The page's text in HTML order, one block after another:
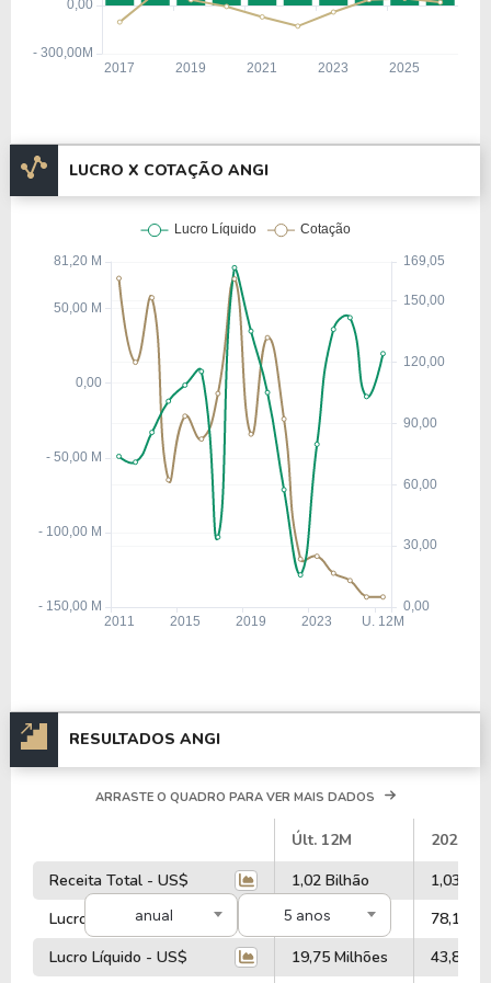
LUCRO X COTAÇÃO ANGI
RESULTADOS ANGI
anual 5 anos
ARRASTE O QUADRO PARA VER MAIS DADOS
Últ. 12M
2025
Receita Total - US$
1,02 Bilhão
1,03
Lucro Operacional - US$
63,65 Milhões
78,19
Lucro Líquido - US$
19,75 Milhões
43,84